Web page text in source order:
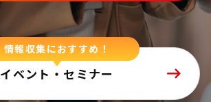
情報収集におすすめ！
イベント・セミナー